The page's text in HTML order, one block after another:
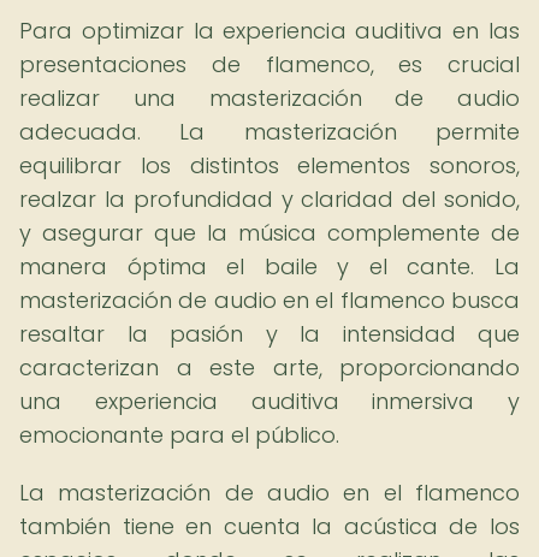
Para optimizar la experiencia auditiva en las
presentaciones de flamenco, es crucial
realizar una masterización de audio
adecuada. La masterización permite
equilibrar los distintos elementos sonoros,
realzar la profundidad y claridad del sonido,
y asegurar que la música complemente de
manera óptima el baile y el cante. La
masterización de audio en el flamenco busca
resaltar la pasión y la intensidad que
caracterizan a este arte, proporcionando
una experiencia auditiva inmersiva y
emocionante para el público.
La masterización de audio en el flamenco
también tiene en cuenta la acústica de los